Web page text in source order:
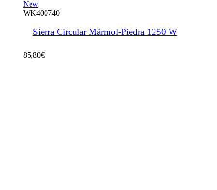
New
WK400740
Sierra Circular Mármol-Piedra 1250 W
85,80€